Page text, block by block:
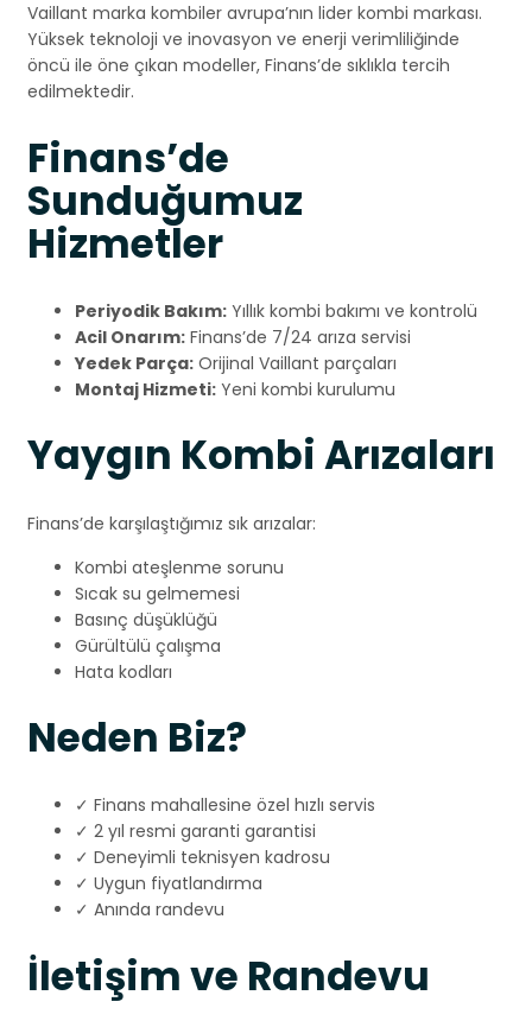
Vaillant marka kombiler avrupa’nın lider kombi markası.
Yüksek teknoloji ve inovasyon ve enerji verimliliğinde
öncü ile öne çıkan modeller, Finans’de sıklıkla tercih
edilmektedir.
Finans’de
Sunduğumuz
Hizmetler
Periyodik Bakım: Yıllık kombi bakımı ve kontrolü
Acil Onarım: Finans’de 7/24 arıza servisi
Yedek Parça: Orijinal Vaillant parçaları
Montaj Hizmeti: Yeni kombi kurulumu
Yaygın Kombi Arızaları
Finans’de karşılaştığımız sık arızalar:
Kombi ateşlenme sorunu
Sıcak su gelmemesi
Basınç düşüklüğü
Gürültülü çalışma
Hata kodları
Neden Biz?
✓ Finans mahallesine özel hızlı servis
✓ 2 yıl resmi garanti garantisi
✓ Deneyimli teknisyen kadrosu
✓ Uygun fiyatlandırma
✓ Anında randevu
İletişim ve Randevu